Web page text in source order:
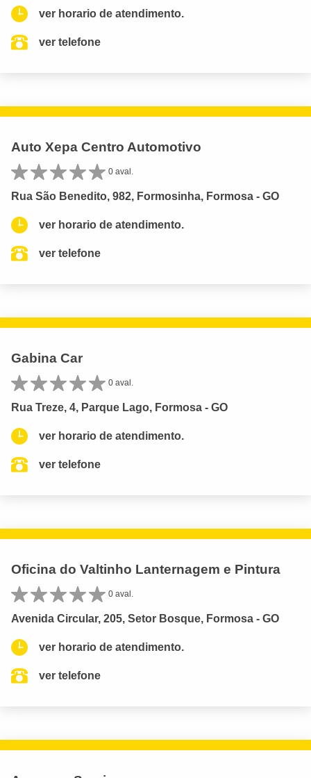
ver horario de atendimento.
ver telefone
Auto Xepa Centro Automotivo
0 aval.
Rua São Benedito, 982, Formosinha, Formosa - GO
ver horario de atendimento.
ver telefone
Gabina Car
0 aval.
Rua Treze, 4, Parque Lago, Formosa - GO
ver horario de atendimento.
ver telefone
Oficina do Valtinho Lanternagem e Pintura
0 aval.
Avenida Circular, 205, Setor Bosque, Formosa - GO
ver horario de atendimento.
ver telefone